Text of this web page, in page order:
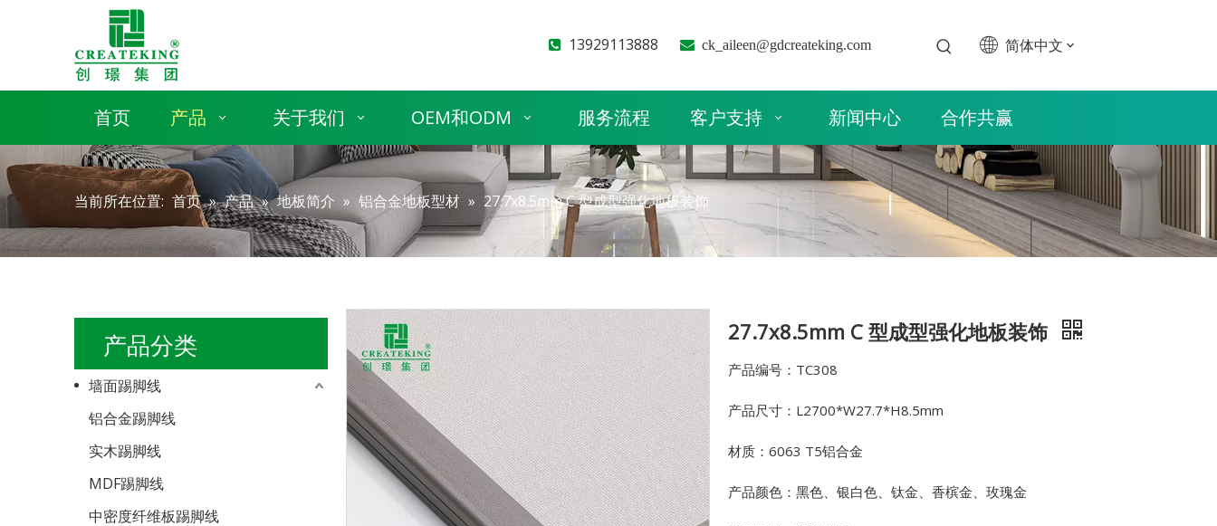
 13929113888  ck_aileen@gdcreateking.com 简体中文
首页 产品 关于我们 OEM和ODM 服务流程 客户支持 新闻中心 合作共赢
当前所在位置: 首页 » 产品 » 地板简介 » 铝合金地板型材 » 27.7x8.5mm C 型成型强化地板装饰
产品分类
墙面踢脚线
铝合金踢脚线
实木踢脚线
MDF踢脚线
中密度纤维板踢脚线
27.7x8.5mm C 型成型强化地板装饰
产品编号：TC308
产品尺寸：L2700*W27.7*H8.5mm
材质：6063 T5铝合金
产品颜色：黑色、银白色、钛金、香槟金、玫瑰金